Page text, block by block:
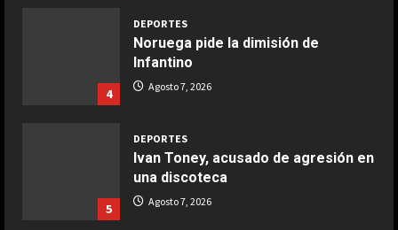
COCINA
Buñuelos de alcachofas
COCINA
Ternera guisada con senderuelas
4
DEPORTES
Noruega pide la dimisión de
Infantino
Agosto 7, 2026
5
DEPORTES
Ivan Toney, acusado de agresión en
una discoteca
Agosto 7, 2026